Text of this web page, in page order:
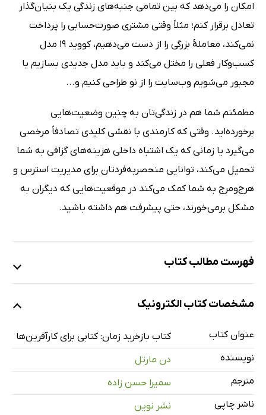
امکان را می‌دهد که بین تمامی جنبه‌های زندگی یک بنیان‌گذار
تعادل برقرار کنم؛ مثلاً وقتی مشتری صورت‌حسابی را پرداخت
نمی‌کند، معاملۀ بزرگی را از دست می‌دهیم، کووید 19 مدل
کسب‌وکار فعلی را مختل می‌کند و باید مدل جدیدی بسازیم یا
مجبور می‌شویم وب‌سایت را از نو طراحی کنیم و...
مطمئنم شما هم در زندگی‌تان به چنین وضعیت‌هایی
برخورده‌اید. وقتی که کارمندی با نقشی کلیدی تصادفاً مرخصی
می‌گیرد یا زمانی که یک اشتباه داخلی هزینه‌های گزافی به شما
تحمیل می‌کند، توانایی منحصربه‌فردتان برای مدیریت استرس و
هرج‌ومرج به شما کمک می‌کند در موقعیت‌هایی که دیگران به
مشکل برمی‌خورند، حتی پیشرفت هم داشته باشید.
فهرست مطالب کتاب
مقدمه: چگونه کسب‌وکار زندگی‌ام را نجات داد (و بعد تقریباً
نابودش کرد!)
فصل 3: 5 قاتل زمان
فصل 4: 3 معامله‌ای که مهم‌اند
مشخصات کتاب الکترونیک
عنوان کتاب
کتاب بازخرید زمان: کتابی برای کارآفرین‌ها
نویسنده
دن مارتل
مترجم
سمیرا حسن زاده
ناشر چاپی
نشر نوین